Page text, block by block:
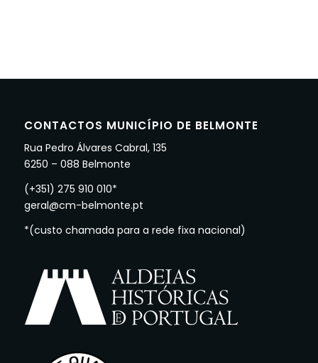
CONTACTOS MUNICÍPIO DE BELMONTE
Rua Pedro Álvares Cabral, 135
6250 – 088 Belmonte
(+351) 275 910 010*
geral@cm-belmonte.pt
*(custo chamada para a rede fixa nacional)